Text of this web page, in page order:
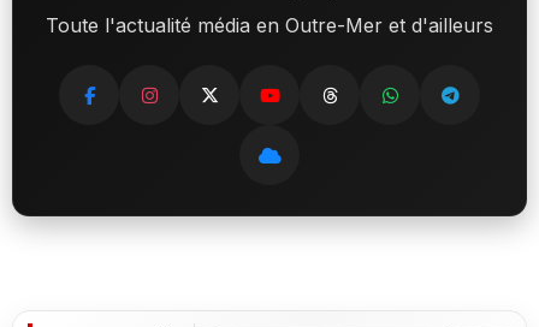
Toute l'actualité média en Outre-Mer et d'ailleurs